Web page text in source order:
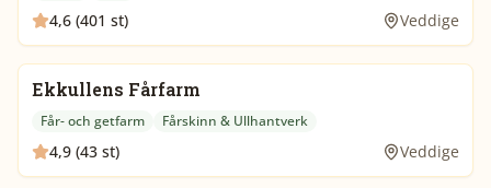
4,6 (401 st) Veddige
Ekkullens Fårfarm
Får- och getfarm Fårskinn & Ullhantverk
4,9 (43 st) Veddige